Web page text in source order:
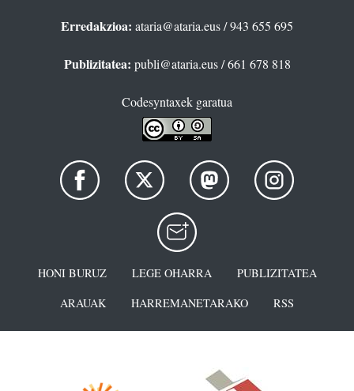
Erredakzioa: ataria@ataria.eus/ 943 655 695
Publizitatea: publi@ataria.eus/ 661 678 818
Codesyntaxek garatua
HONI BURUZ LEGE OHARRA
PUBLIZITATEA
ARAUAK
HARREMANETARAKO RSS